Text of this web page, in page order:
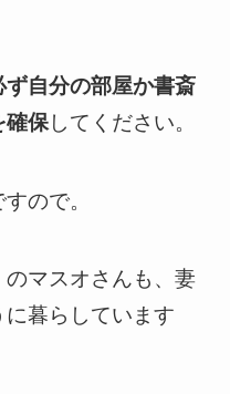
ず自分の部屋か書斎
確保してください。
ので。
マスオさんも、妻
暮らしています